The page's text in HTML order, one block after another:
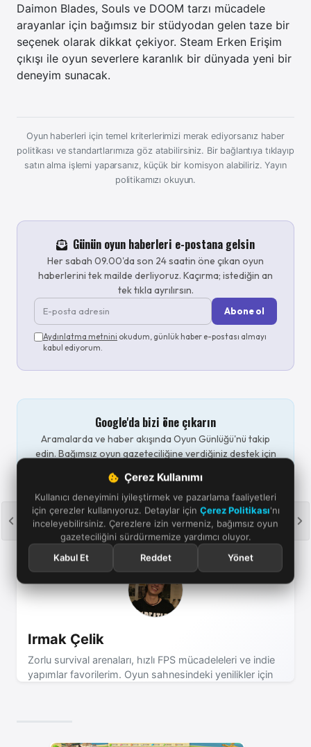
Çerez Kullanımı
Kullanıcı deneyimini iyileştirmek ve pazarlama faaliyetleri
için çerezler kullanıyoruz. Detaylar için Çerez Politikası'nı
inceleyebilirsiniz. Çerezlere izin vermeniz, bağımsız oyun
gazeteciliğini sürdürmemize yardımcı oluyor.
Kabul Et
Reddet Yönet
Daimon Blades, Souls ve DOOM tarzı mücadele
arayanlar için bağımsız bir stüdyodan gelen taze bir
seçenek olarak dikkat çekiyor. Steam Erken Erişim
çıkışı ile oyun severlere karanlık bir dünyada yeni bir
deneyim sunacak.
Oyun haberleri için temel kriterlerimizi merak ediyorsanız haber
politikası ve standartlarımıza göz atabilirsiniz. Bir bağlantıya tıklayıp
satın alma işlemi yaparsanız, küçük bir komisyon alabiliriz.Yayın
politikamızı okuyun.
Günün oyun haberleri e-postana gelsin
Her sabah 09.00'da son 24 saatin öne çıkan oyun
haberlerini tek mailde derliyoruz. Kaçırma; istediğin an
tek tıkla ayrılırsın.
Abone ol
Aydınlatma metnini okudum, günlük haber e-postası almayı
kabul ediyorum.
Google'da bizi öne çıkarın
Aramalarda ve haber akışında Oyun Günlüğü'nü takip
edin. Bağımsız oyun gazeteciliğine verdiğiniz destek için
Öne çıkar
Irmak Çelik
Zorlu survival arenaları, hızlı FPS mücadeleleri ve indie
yapımlar favorilerim. Oyun sahnesindeki yenilikler için